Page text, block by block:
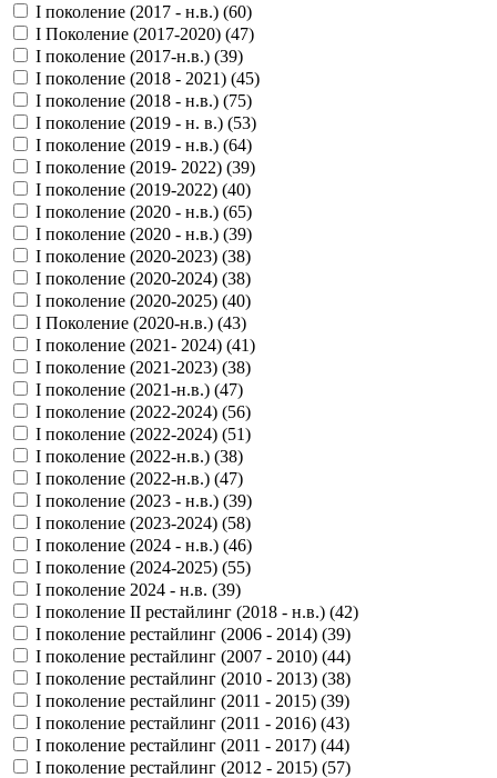
I поколение (2017 - н.в.) (60)
I Поколение (2017-2020) (47)
I поколение (2017-н.в.) (39)
I поколение (2018 - 2021) (45)
I поколение (2018 - н.в.) (75)
I поколение (2019 - н. в.) (53)
I поколение (2019 - н.в.) (64)
I поколение (2019- 2022) (39)
I поколение (2019-2022) (40)
I поколение (2020 - н.в.) (65)
I поколение (2020 - н.в.) (39)
I поколение (2020-2023) (38)
I поколение (2020-2024) (38)
I поколение (2020-2025) (40)
I Поколение (2020-н.в.) (43)
I поколение (2021- 2024) (41)
I поколение (2021-2023) (38)
I поколение (2021-н.в.) (47)
I поколение (2022-2024) (56)
I поколение (2022-2024) (51)
I поколение (2022-н.в.) (38)
I поколение (2022-н.в.) (47)
I поколение (2023 - н.в.) (39)
I поколение (2023-2024) (58)
I поколение (2024 - н.в.) (46)
I поколение (2024-2025) (55)
I поколение 2024 - н.в. (39)
I поколение II рестайлинг (2018 - н.в.) (42)
I поколение рестайлинг (2006 - 2014) (39)
I поколение рестайлинг (2007 - 2010) (44)
I поколение рестайлинг (2010 - 2013) (38)
I поколение рестайлинг (2011 - 2015) (39)
I поколение рестайлинг (2011 - 2016) (43)
I поколение рестайлинг (2011 - 2017) (44)
I поколение рестайлинг (2012 - 2015) (57)